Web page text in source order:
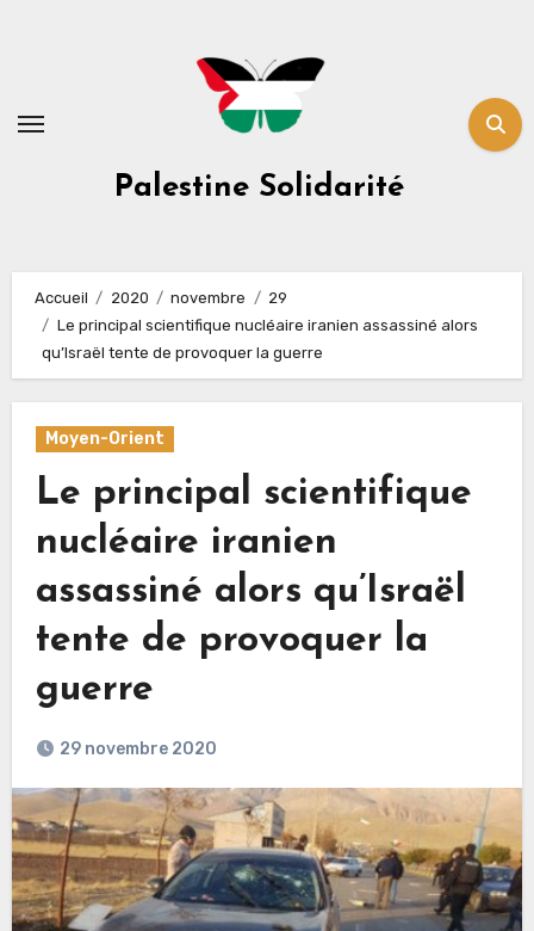
Palestine Solidarité
Accueil 2020 novembre
29
Le principal scientifique nucléaire iranien assassiné alors
qu’Israël tente de provoquer la guerre
Moyen-Orient
Le principal scientifique
nucléaire iranien
assassiné alors qu’Israël
tente de provoquer la
guerre
29 novembre 2020